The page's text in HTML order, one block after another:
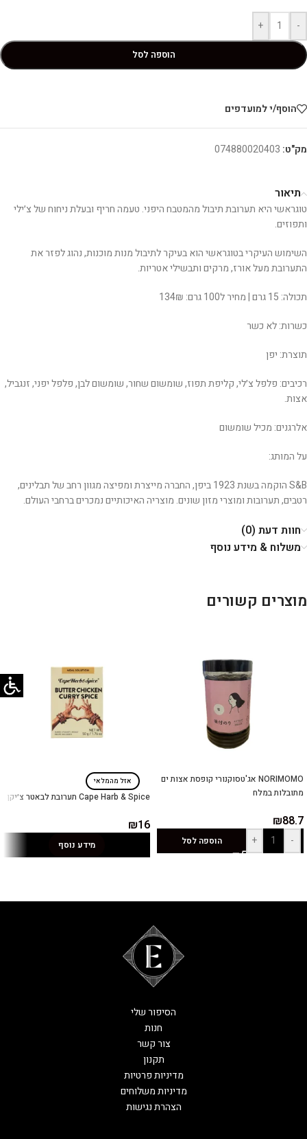
-
+
הוספה לסל
הוסף/י למועדפים
מק"ט: 074880020403
תיאור
טוגראשי היא תערובת תיבול מהמטבח היפני. טעמה חריף ובעלת ניחוח של צ׳ילי
ותפוזים.
השימוש העיקרי בטוגראשי הוא בעיקר לתיבול מנות מוכנות, נהוג לפזר את
התערובת מעל אורז, מרקים ותבשילי אטריות.
תכולה: 15 גרם | מחיר ל100 גרם: 134₪
כשרות: לא כשר
תוצרת: יפן
רכיבים: פלפל צ׳לי, קליפת תפוז, שומשום שחור, שומשום לבן, פלפל יפני, זנגביל,
אצות.
אלרגנים: מכיל שומשום
על המותג:
S&B הוקמה בשנת 1923 ביפן, החברה מייצרת ומפיצה מגוון רחב של תבלינים,
רטבים, תערובות ומוצרי מזון שונים. מוצריה האיכותיים נמכרים ברחבי העולם.
חוות דעת (0)
משלוח & מידע נוסף
מוצרים קשורים
NORIMOMO אג'טסוקנורי קופסת אצות ים
מתובלות במלח
₪88.7
-
+ הוספה לסל
אזל מהמלאי
Cape Harb & Spice תערובת לבאטר צ׳יקן
₪16
מידע נוסף
הסיפור שלי
חנות
צור קשר
תקנון
מדיניות פרטיות
מדיניות משלוחים
הצהרת נגישות